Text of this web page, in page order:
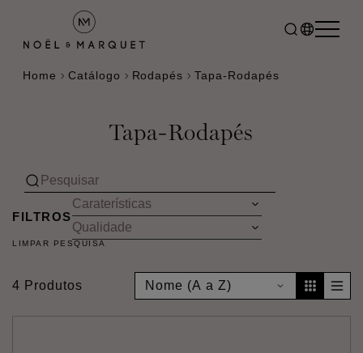
Home Catálogo Rodapés Tapa-Rodapés
Tapa-Rodapés
FILTROS
LIMPAR PESQUISA
4 Produtos